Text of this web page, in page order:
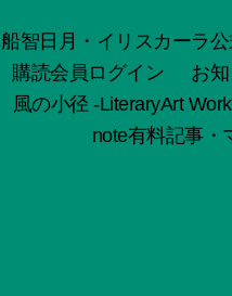
船智日月・イリスカーラ
購読会員ログイン
お
風の小径 -LiteraryArt
note有料記事・